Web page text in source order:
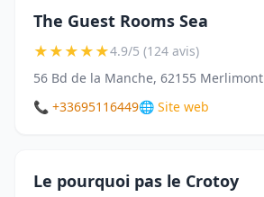
The Guest Rooms Sea
★★★★★4.9/5 (124 avis)
56 Bd de la Manche, 62155 Merlimont
📞 +33695116449🌐 Site web
Le pourquoi pas le Crotoy